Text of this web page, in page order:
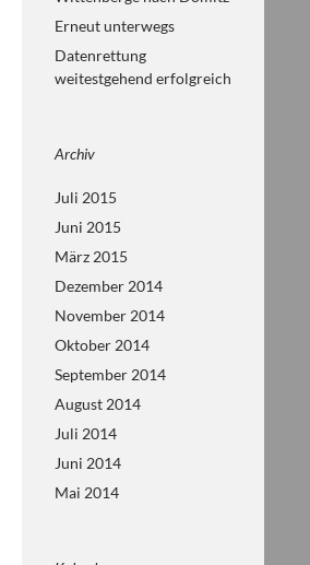
Erneut unterwegs
Datenrettung
weitestgehend erfolgreich
Archiv
Juli 2015
Juni 2015
März 2015
Dezember 2014
November 2014
Oktober 2014
September 2014
August 2014
Juli 2014
Juni 2014
Mai 2014